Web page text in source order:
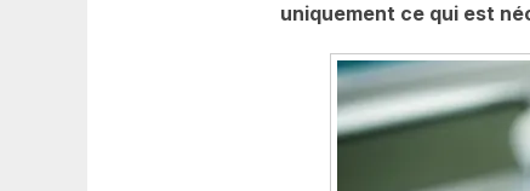
uniquement ce qui est